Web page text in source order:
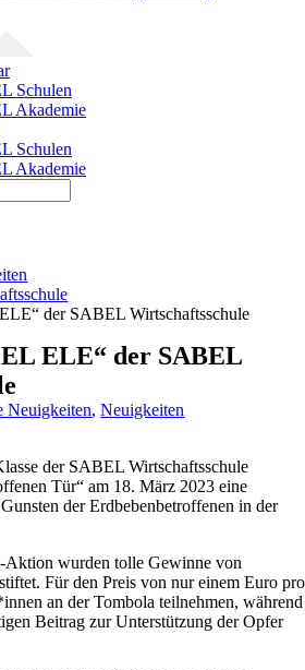
Schulen
Akademie
Schulen
Akademie
der SABEL Wirtschaftsschule
ELE“ der SABEL
Neuigkeiten,Neuigkeiten
der SABEL Wirtschaftsschule
Tür“ am 18. März 2023 eine
der Erdbebenbetroffenen in der
Aktion wurden tolle Gewinne von
Für den Preis von nur einem Euro pro
an der Tombola teilnehmen, während
Beitrag zur Unterstützung der Opfer